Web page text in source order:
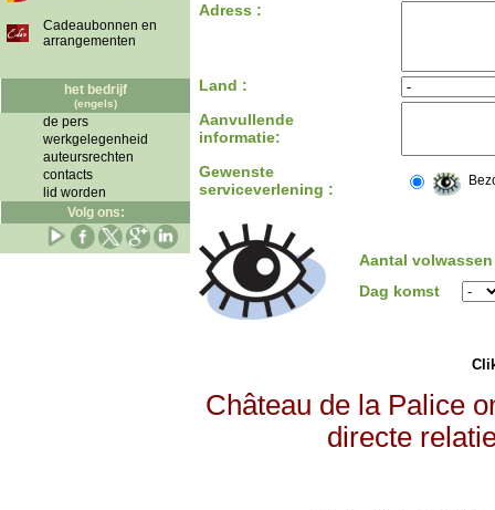
Cadeaubonnen en
arrangementen
het bedrijf
(engels)
de pers
werkgelegenheid
auteursrechten
contacts
lid worden
Volg ons:
Adress :
Land :
Aanvullende
informatie:
Gewenste
serviceverlening :
Aantal
Dag komst
Château de la Palice
directe